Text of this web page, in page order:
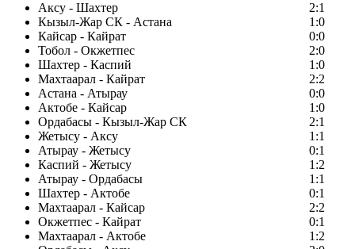
Аксу - Шахтер
2:1
Кызыл-Жар СК - Астана
1:0
Кайсар - Кайрат
0:0
Тобол - Окжетпес
2:0
Шахтер - Каспий
1:0
Махтаарал - Кайрат
2:2
Астана - Атырау
0:0
Актобе - Кайсар
1:0
Ордабасы - Кызыл-Жар СК
2:1
Жетысу - Аксу
1:1
Атырау - Жетысу
0:1
Каспий - Жетысу
1:2
Атырау - Ордабасы
1:1
Шахтер - Актобе
0:1
Махтаарал - Кайсар
2:2
Окжетпес - Кайрат
0:1
Махтаарал - Актобе
1:2